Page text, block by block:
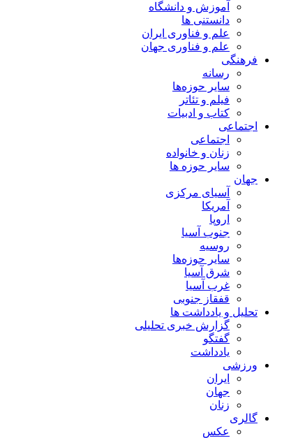
آموزش و دانشگاه
دانستنی ها
علم و فناوری ایران
علم و فناوری جهان
فرهنگی
رسانه
سایر حوزه‌ها
فیلم و تئاتر
کتاب و ادبیات
اجتماعی
اجتماعی
زنان و خانواده
سایر حوزه ها
جهان
آسیای مرکزی
آمریکا
اروپا
جنوب آسیا
روسیه
سایر حوزه‌ها
شرق آسیا
غرب آسیا
قفقاز جنوبی
تحلیل و یادداشت ها
گزارش خبری تحلیلی
گفتگو
یادداشت
ورزشی
ایران
جهان
زنان
گالری
عکس